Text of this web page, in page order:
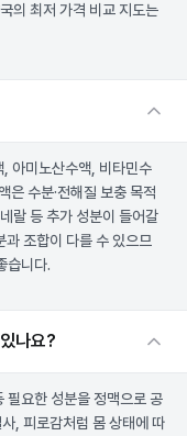
의 최저 가격 비교 지도는
아미노산수액, 비타민수
은 수분·전해질 보충 목적
랄 등 추가 성분이 들어갈
조합이 다를 수 있으므
습니다.
나요?
필요한 성분을 정맥으로 공
, 피로감처럼 몸 상태에 따